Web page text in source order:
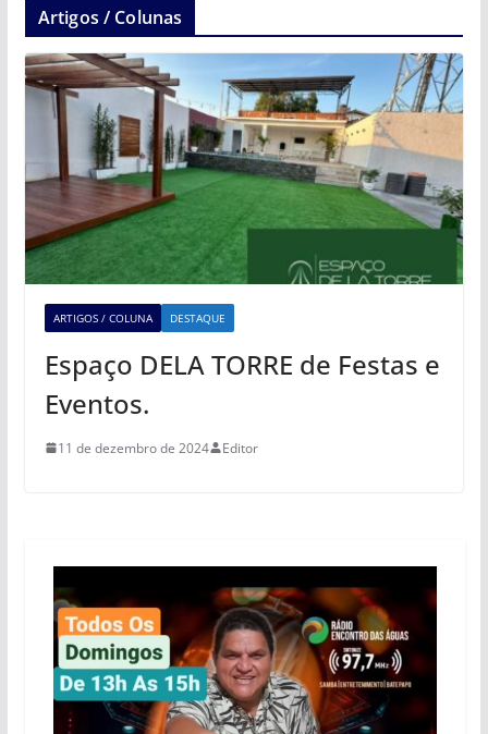
Artigos / Colunas
ARTIGOS / COLUNA DESTAQUE
Espaço DELA TORRE de Festas e
Eventos.
11 de dezembro de 2024 Editor